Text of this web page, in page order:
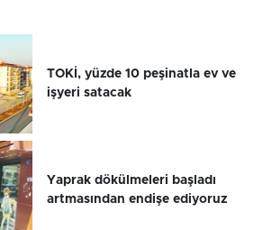
TOKİ, yüzde 10 peşinatla ev ve
işyeri satacak
Yaprak dökülmeleri başladı
artmasından endişe ediyoruz